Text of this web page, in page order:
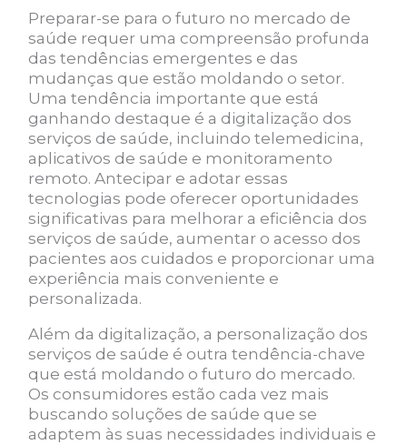
Preparar-se para o futuro no mercado de
saúde requer uma compreensão profunda
das tendências emergentes e das
mudanças que estão moldando o setor.
Uma tendência importante que está
ganhando destaque é a digitalização dos
serviços de saúde, incluindo telemedicina,
aplicativos de saúde e monitoramento
remoto. Antecipar e adotar essas
tecnologias pode oferecer oportunidades
significativas para melhorar a eficiência dos
serviços de saúde, aumentar o acesso dos
pacientes aos cuidados e proporcionar uma
experiência mais conveniente e
personalizada.
Além da digitalização, a personalização dos
serviços de saúde é outra tendência-chave
que está moldando o futuro do mercado.
Os consumidores estão cada vez mais
buscando soluções de saúde que se
adaptem às suas necessidades individuais e